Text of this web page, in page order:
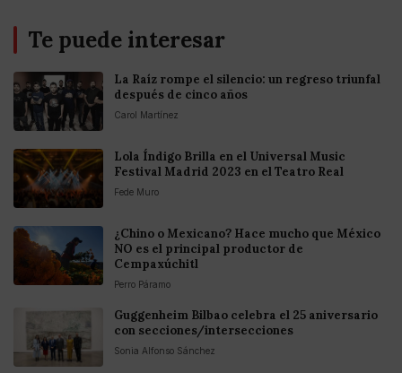
Te puede interesar
La Raíz rompe el silencio: un regreso triunfal
después de cinco años
Carol Martínez
Lola Índigo Brilla en el Universal Music
Festival Madrid 2023 en el Teatro Real
Fede Muro
¿Chino o Mexicano? Hace mucho que México
NO es el principal productor de
Cempaxúchitl
Perro Páramo
Guggenheim Bilbao celebra el 25 aniversario
con secciones/intersecciones
Sonia Alfonso Sánchez